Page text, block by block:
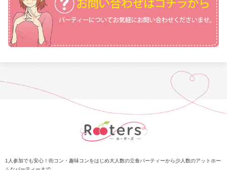
1人参加でも安心！街コン・趣味コンをはじめ大人数の立食パーティーから少人数のアットホー